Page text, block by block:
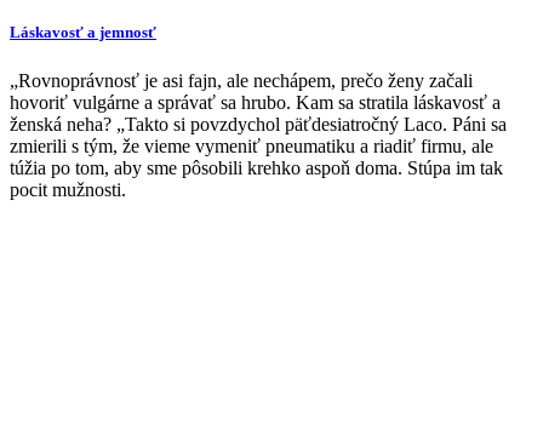
Láskavosť a jemnosť
„Rovnoprávnosť je asi fajn, ale nechápem, prečo ženy začali
hovoriť vulgárne a správať sa hrubo. Kam sa stratila láskavosť a
ženská neha? „Takto si povzdychol päťdesiatročný Laco. Páni sa
zmierili s tým, že vieme vymeniť pneumatiku a riadiť firmu, ale
túžia po tom, aby sme pôsobili krehko aspoň doma. Stúpa im tak
pocit mužnosti.